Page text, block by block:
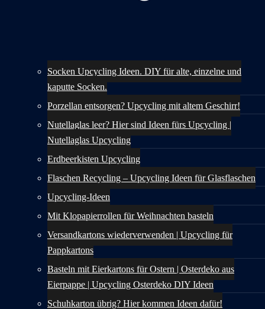
Socken Upcycling Ideen. DIY für alte, einzelne und
kaputte Socken.
Porzellan entsorgen? Upcycling mit altem Geschirr!
Nutellaglas leer? Hier sind Ideen fürs Upcycling |
Nutellaglas Upcycling
Erdbeerkisten Upcycling
Flaschen Recycling – Upcycling Ideen für Glasflaschen
Upcycling-Ideen
Mit Klopapierrollen für Weihnachten basteln
Versandkartons wiederverwenden | Upcycling für
Pappkartons
Basteln mit Eierkartons für Ostern | Osterdeko aus
Eierpappe | Upcycling Osterdeko DIY Ideen
Schuhkarton übrig? Hier kommen Ideen dafür!